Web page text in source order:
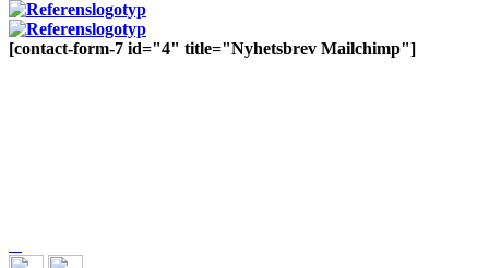
[contact-form-7 id="4" title="Nyhetsbrev Mailchimp"]